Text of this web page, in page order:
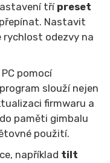
třípreset
Nastavit
odezvy na
pomocí
slouží nejen
firmwaru a
paměti gimbalu
použití.
například tilt